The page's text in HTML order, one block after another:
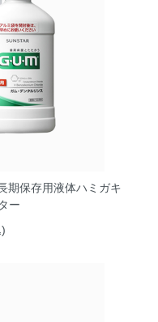
期保存用液体ハミガキ
ー